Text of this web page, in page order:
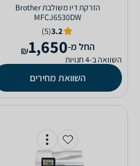
‏הזרקת דיו ‏משולבת Brother
MFCJ6530DW
3.2
(5)
‫החל מ-1,650
₪
השוואה ב-4 חנויות
השוואת מחירים